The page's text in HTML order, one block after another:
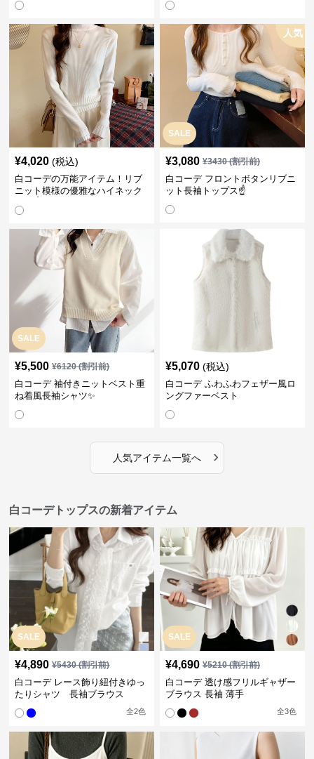
¥4,020 (税込)
白コーデの万能アイテム！リブ
ニット模様の優雅なハイネック
SALE
人気
¥3,080 ¥3430(割引前)
白コーデ フロントボタンリブニ
ット長袖トップス☝️
SALE
¥5,500 ¥6120(割引前)
白コーデ 袖付きニットベスト重
ね着風長袖シャツ✨
¥5,070 (税込)
白コーデ ふわふわフェザー風ロ
ングファーベスト
人気アイテム一覧へ ›
白コーデトップスの新着アイテム
SALE
¥4,890 ¥5430(割引前)
白コーデ レース飾り紐付きゆっ
たりシャツ 長袖ブラウス
全2色
SALE
¥4,690 ¥5210(割引前)
白コーデ 透け感フリルギャザー
ブラウス 長袖 薄手
全3色